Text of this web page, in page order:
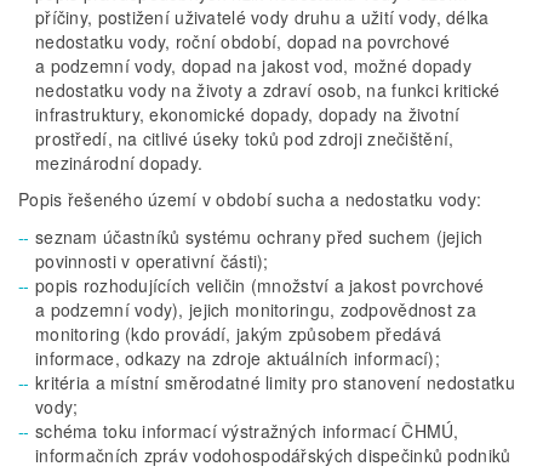
příčiny, postižení uživatelé vody druhu a užití vody, délka
nedostatku vody, roční období, dopad na povrchové
a podzemní vody, dopad na jakost vod, možné dopady
nedostatku vody na životy a zdraví osob, na funkci kritické
infrastruktury, ekonomické dopady, dopady na životní
prostředí, na citlivé úseky toků pod zdroji znečištění,
mezinárodní dopady.
Popis řešeného území v období sucha a nedostatku vody:
seznam účastníků systému ochrany před suchem (jejich
povinnosti v operativní části);
popis rozhodujících veličin (množství a jakost povrchové
a podzemní vody), jejich monitoringu, zodpovědnost za
monitoring (kdo provádí, jakým způsobem předává
informace, odkazy na zdroje aktuálních informací);
kritéria a místní směrodatné limity pro stanovení nedostatku
vody;
schéma toku informací výstražných informací ČHMÚ,
informačních zpráv vodohospodářských dispečinků podniků